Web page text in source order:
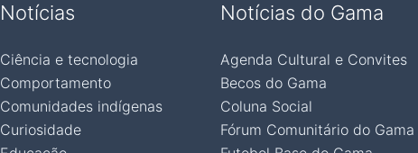
Notícias
Ciência e tecnologia
Comportamento
Comunidades indígenas
Curiosidade
Notícias do Gama
Agenda Cultural e Convites
Becos do Gama
Coluna Social
Fórum Comunitário do Gama